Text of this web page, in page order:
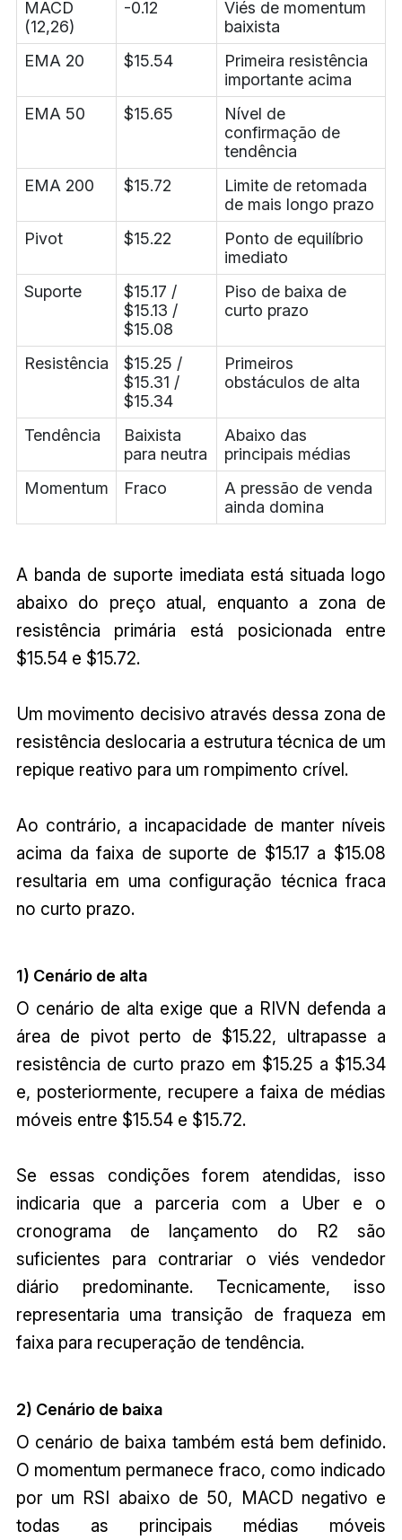
MACD
(12,26)
-0.12
Viés de momentum
baixista
EMA 20
$15.54
Primeira resistência
importante acima
EMA 50
$15.65
Nível de
confirmação de
tendência
EMA 200
$15.72
Limite de retomada
de mais longo prazo
Pivot
$15.22
Ponto de equilíbrio
imediato
Suporte
$15.17 /
$15.13 /
$15.08
Piso de baixa de
curto prazo
Resistência
$15.25 /
$15.31 /
$15.34
Primeiros
obstáculos de alta
Tendência
Baixista
para neutra
Abaixo das
principais médias
Momentum
Fraco
A pressão de venda
ainda domina
A banda de suporte imediata está situada logo
abaixo do preço atual, enquanto a zona de
resistência primária está posicionada entre
$15.54 e $15.72.
Um movimento decisivo através dessa zona de
resistência deslocaria a estrutura técnica de um
repique reativo para um rompimento crível.
Ao contrário, a incapacidade de manter níveis
acima da faixa de suporte de $15.17 a $15.08
resultaria em uma configuração técnica fraca
no curto prazo.
1) Cenário de alta
O cenário de alta exige que a RIVN defenda a
área de pivot perto de $15.22, ultrapasse a
resistência de curto prazo em $15.25 a $15.34
e, posteriormente, recupere a faixa de médias
móveis entre $15.54 e $15.72.
Se essas condições forem atendidas, isso
indicaria que a parceria com a Uber e o
cronograma de lançamento do R2 são
suficientes para contrariar o viés vendedor
diário predominante. Tecnicamente, isso
representaria uma transição de fraqueza em
faixa para recuperação de tendência.
2) Cenário de baixa
O cenário de baixa também está bem definido.
O momentum permanece fraco, como indicado
por um RSI abaixo de 50, MACD negativo e
todas as principais médias móveis